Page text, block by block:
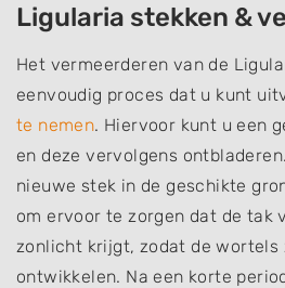
Ligularia stekken &
Het vermeerderen van de
eenvoudig proces dat u kunt
te nemen. Hiervoor kunt u een
en deze vervolgens
nieuwe stek in de geschikte
om ervoor te zorgen dat de tak
zonlicht krijgt, zodat de wortels
ontwikkelen. Na een korte